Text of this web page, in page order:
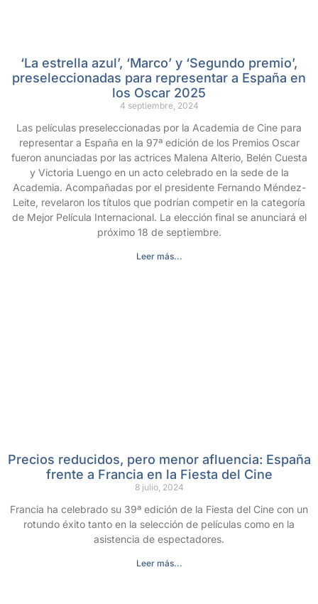
‘La estrella azul’, ‘Marco’ y ‘Segundo premio’,
preseleccionadas para representar a España en
los Oscar 2025
4 septiembre, 2024
Las películas preseleccionadas por la Academia de Cine para
representar a España en la 97ª edición de los Premios Oscar
fueron anunciadas por las actrices Malena Alterio, Belén Cuesta
y Victoria Luengo en un acto celebrado en la sede de la
Academia. Acompañadas por el presidente Fernando Méndez-
Leite, revelaron los títulos que podrían competir en la categoría
de Mejor Película Internacional. La elección final se anunciará el
próximo 18 de septiembre.
Leer más...
Precios reducidos, pero menor afluencia: España
frente a Francia en la Fiesta del Cine
8 julio, 2024
Francia ha celebrado su 39ª edición de la Fiesta del Cine con un
rotundo éxito tanto en la selección de películas como en la
asistencia de espectadores.
Leer más...